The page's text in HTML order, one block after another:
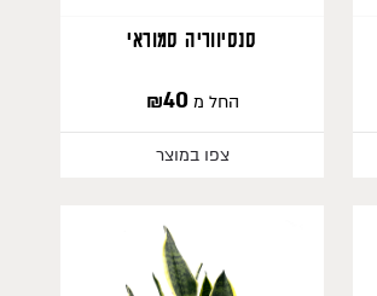
סנסיווריה סמוראי
החל מ 40
₪
צפו במוצר